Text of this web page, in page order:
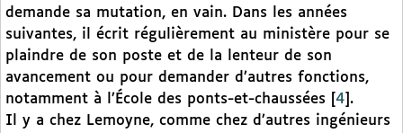
demande sa mutation, en vain. Dans les années
suivantes, il écrit régulièrement au ministère pour se
plaindre de son poste et de la lenteur de son
avancement ou pour demander d’autres fonctions,
notamment à l’École des ponts-et-chaussées
4 .
Il y a chez Lemoyne, comme chez d’autres ingénieurs